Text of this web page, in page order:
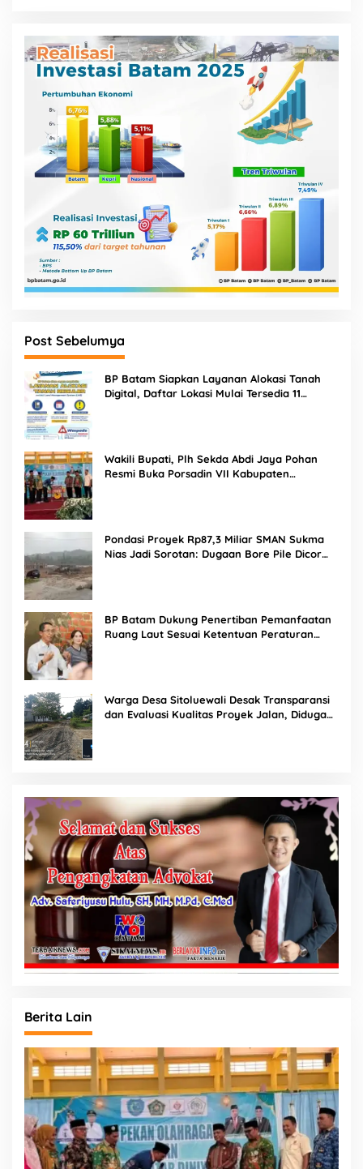
Post Sebelumya
BP Batam Siapkan Layanan Alokasi Tanah
Digital, Daftar Lokasi Mulai Tersedia 11
Wakili Bupati, Plh Sekda Abdi Jaya Pohan
Resmi Buka Porsadin VII Kabupaten
Pondasi Proyek Rp87,3 Miliar SMAN Sukma
Nias Jadi Sorotan: Dugaan Bore Pile Dicor
BP Batam Dukung Penertiban Pemanfaatan
Ruang Laut Sesuai Ketentuan Peraturan
Warga Desa Sitoluewali Desak Transparansi
dan Evaluasi Kualitas Proyek Jalan, Diduga
Berita Lain